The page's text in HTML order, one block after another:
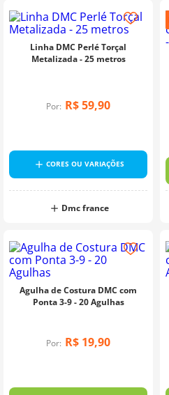
Linha DMC Perlé Torçal
Metalizada - 25 metros
Por: R$59,90
CORES OU VARIAÇÕES
Dmc france
Agulha de Costura DMC com
Ponta 3-9 - 20 Agulhas
Por: R$ 19,90